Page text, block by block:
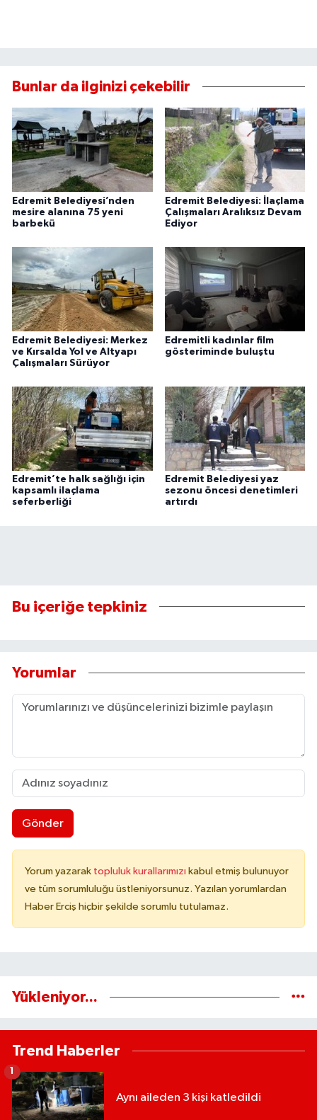
Bunlar da ilginizi çekebilir
Edremit Belediyesi’nden
mesire alanına 75 yeni
barbekü
Edremit Belediyesi: İlaçlama
Çalışmaları Aralıksız Devam
Ediyor
Edremit Belediyesi: Merkez
ve Kırsalda Yol ve Altyapı
Çalışmaları Sürüyor
Edremitli kadınlar film
gösteriminde buluştu
Edremit’te halk sağlığı için
kapsamlı ilaçlama
seferberliği
Edremit Belediyesi yaz
sezonu öncesi denetimleri
artırdı
Bu içeriğe tepkiniz
Yorumlar
Gönder
Yorum yazarak topluluk kurallarımızı kabul etmiş bulunuyor
ve tüm sorumluluğu üstleniyorsunuz. Yazılan yorumlardan
Haber Erciş hiçbir şekilde sorumlu tutulamaz.
Yükleniyor...
Trend Haberler
Aynı aileden 3 kişi katledildi